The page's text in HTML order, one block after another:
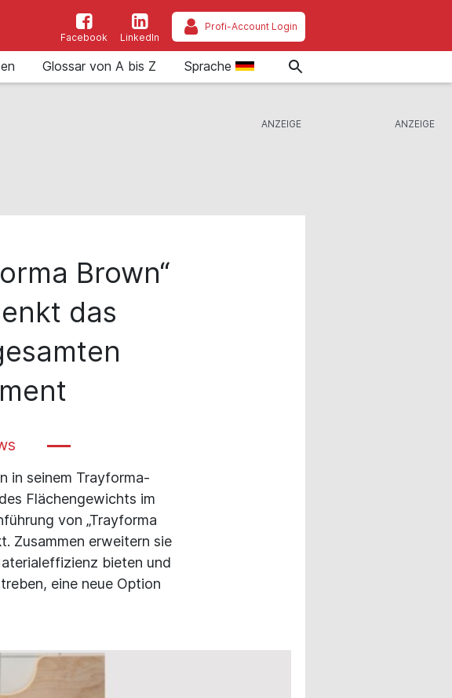
Facebook LinkedIn
Profi-Account Login
Glossar von A bis Z Sprache
Brown“
das
in seinem Trayforma-
Flächengewichts im
von „Trayforma
Zusammen erweitern sie
bieten und
eine neue Option